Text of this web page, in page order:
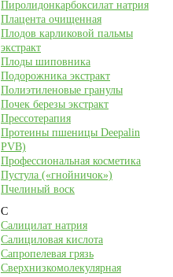
Пиролидонкарбоксилат натрия
Плацента очищенная
Плодов карликовой пальмы
экстракт
Плоды шиповника
Подорожника экстракт
Полиэтиленовые гранулы
Почек березы экстракт
Прессотерапия
Протеины пшеницы Deepalin
PVB)
Профессиональная косметика
Пустула («гнойничок»)
Пчелиный воск
С
Салицилат натрия
Салициловая кислота
Сапропелевая грязь
Сверхнизкомолекулярная